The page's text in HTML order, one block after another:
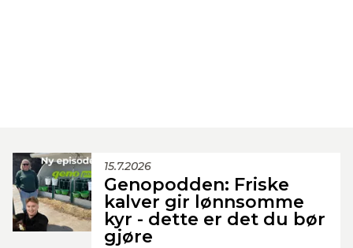
15.7.2026
Genopodden: Friske
kalver gir lønnsomme
kyr - dette er det du bør
gjøre